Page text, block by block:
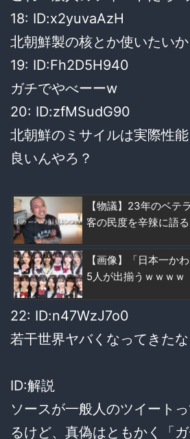
18: ID:x2yuvaAzH
北朝鮮製の核とか使いたいか
19: ID:Fh2D5H940
ガチでやべーーw
20: ID:zfMSudG90
北朝鮮のミサイルは実際性
良いんやろ？
【物議】23年のベテ
客の民度を辛辣に語る
【画像】「日本一か
5人が出揃うｗｗｗｗ
22: ID:n47WzJ7o0
若干世界ヤバくなってきたな
ID:解説
ソースが一般人のツイート
るけど、真偽はともかく「